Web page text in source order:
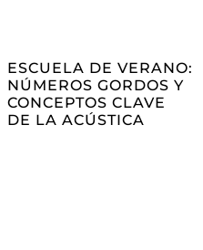
ESCUELA DE VERANO:
NÚMEROS GORDOS Y
CONCEPTOS CLAVE
DE LA ACÚSTICA